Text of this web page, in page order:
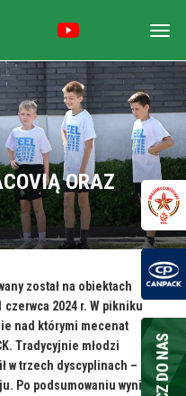
ORAZ
został na obiektach
2024 r. W pikniku
nad którymi mecenat
Tradycyjnie młodzi
w trzech dyscyplinach –
Po podsumowaniu wyników